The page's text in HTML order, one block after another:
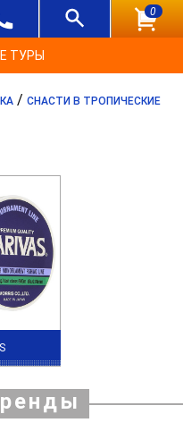
0
ТУРЫ
/ СНАСТИ В ТРОПИЧЕСКИЕ